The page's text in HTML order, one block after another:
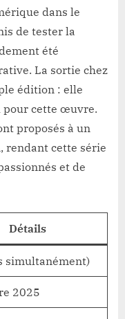
dans le
de tester la
été
La sortie chez
édition : elle
pour cette œuvre.
proposés à un
rendant cette série
et de
Détails
simultanément)
2025